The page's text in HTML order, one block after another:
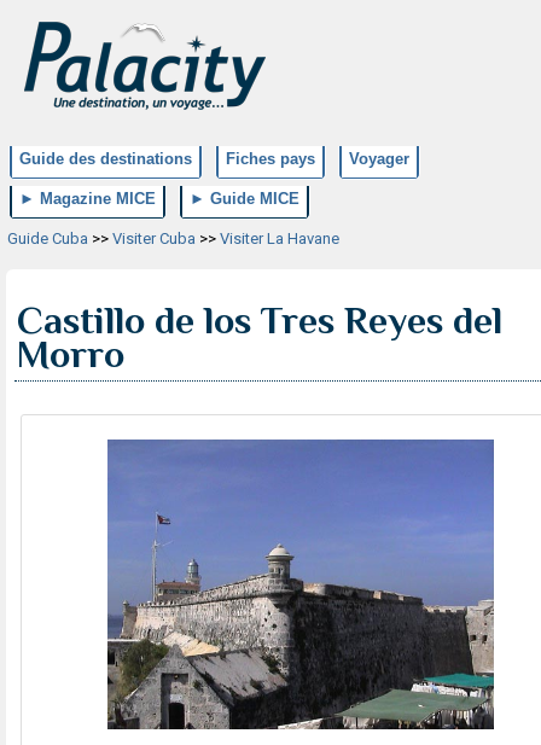
Guide des destinations Fiches pays Voyager
► Magazine MICE ► Guide MICE
Guide Cuba >> Visiter Cuba >> Visiter La Havane
Castillo de los Tres Reyes del
Morro